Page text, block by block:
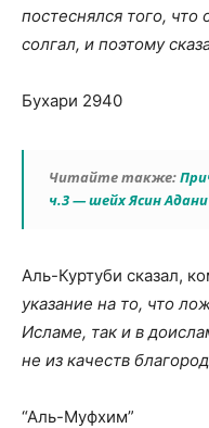
постеснялся того, что
солгал, и поэтому
Бухари 2940
Читайте также:
ч.3 — шейх Ясин Адани
Аль-Куртуби сказал,
указание на то, что
Исламе, так и в
не из качеств
“Аль-Муфхим”